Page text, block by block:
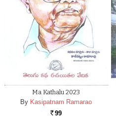
Ma Kathalu 2023
By Kasipatnam Ramarao
Rs. 99